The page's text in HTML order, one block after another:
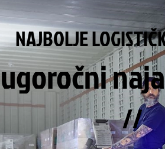
NAJBOLJE
//